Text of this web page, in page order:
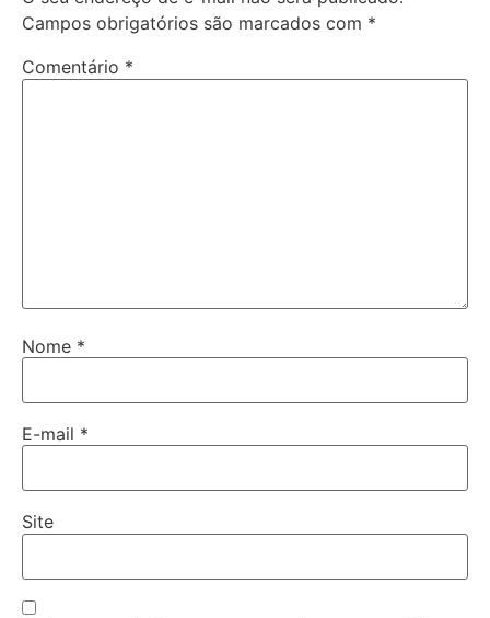
Campos obrigatórios são marcados com *
Comentário *
Nome *
E-mail *
Site